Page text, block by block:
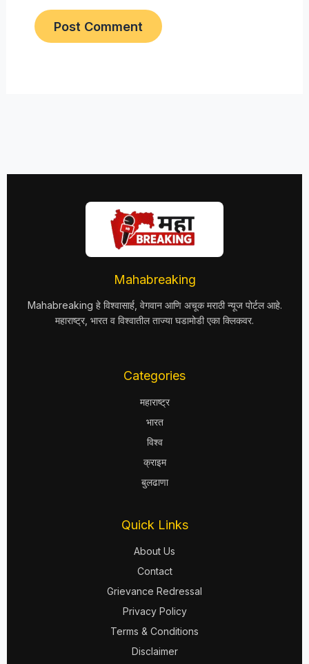
Mahabreaking
Mahabreaking हे विश्वासार्ह, वेगवान आणि अचूक मराठी न्यूज पोर्टल आहे.
महाराष्ट्र, भारत व विश्वातील ताज्या घडामोडी एका क्लिकवर.
Categories
महाराष्ट्र
भारत
विश्व
क्राइम
बुलढाणा
Quick Links
About Us
Contact
Grievance Redressal
Privacy Policy
Terms & Conditions
Disclaimer